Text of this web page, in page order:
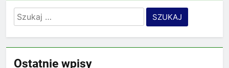
Szukaj:
Ostatnie wpisy